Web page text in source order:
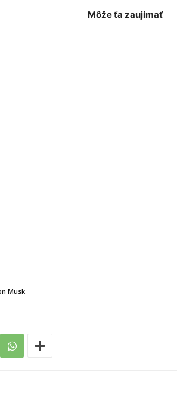
Môže ťa zaujímať
Musk